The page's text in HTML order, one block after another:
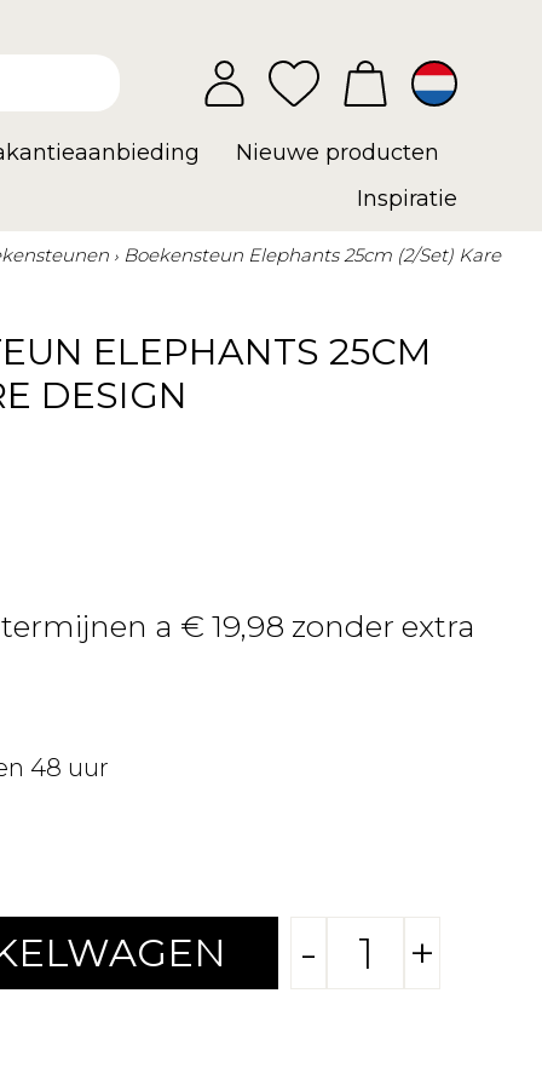
Nieuwe producten
Inspiratie
Boekensteun Elephants 25cm (2/Set) Kare
ELEPHANTS 25CM
DESIGN
a € 19,98 zonder extra
48 uur
- +